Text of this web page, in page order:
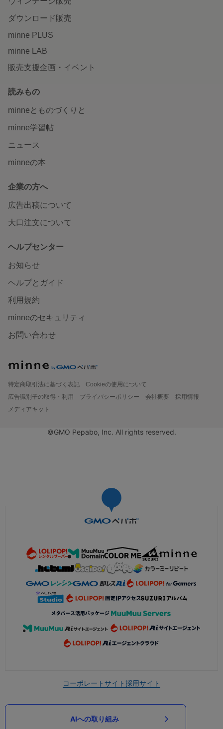
ダウンロード販売
minne PLUS
minne LAB
販売支援企画・イベント
読みもの
minneとものづくりと
minne学習帖
ニュース
minneの本
企業の方へ
広告出稿について
大口注文について
ヘルプセンター
お知らせ
ヘルプとガイド
利用規約
minneのセキュリティ
お問い合わせ
特定商取引法に基づく表記
Cookieの使用について
広告識別子の取得・利用
プライバシーポリシー 会社概要
採用情報
メディアキット
©GMO Pepabo, Inc. All rights reserved.
コーポレートサイト採用サイト
AIへの取り組み